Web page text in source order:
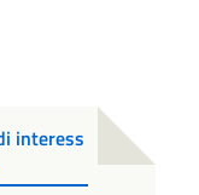
interess